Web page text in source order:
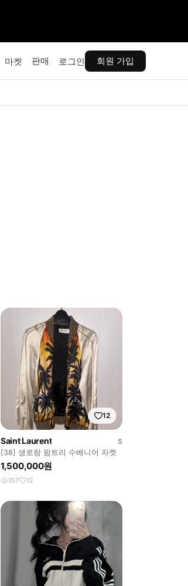
마켓 판매 로그인 회원 가입
12
Saint Laurent
S
[38] 생로랑 팜트리 수베니어 자켓
1,500,000원
157 12